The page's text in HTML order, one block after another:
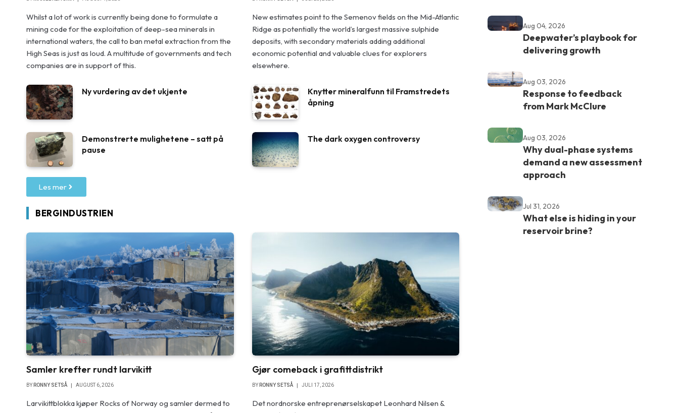
Whilst a lot of work is currently being done to formulate a
mining code for the exploitation of deep-sea minerals in
international waters, the call to ban metal extraction from the
High Seas is just as loud. A multitude of governments and tech
companies are in support of this.
New estimates point to the Semenov fields on the Mid-Atlantic
Ridge as potentially the world’s largest massive sulphide
deposits, with secondary materials adding additional
economic potential and valuable clues for explorers
elsewhere.
Ny vurdering av det ukjente
Knytter mineralfunn til Framstredets
åpning
Demonstrerte mulighetene – satt på
pause
The dark oxygen controversy
Les mer
BERGINDUSTRIEN
Samler krefter rundt larvikitt
BY RONNY SETSÅ AUGUST 6, 2026
Larvikittblokka kjøper Rocks of Norway og samler dermed to
Gjør comeback i grafittdistrikt
BY RONNY SETSÅ JULI 17, 2026
Det nordnorske entreprenørselskapet Leonhard Nilsen &
Aug 04, 2026
Deepwater’s playbook for
delivering growth
Aug 03, 2026
Response to feedback
from Mark McClure
Aug 03, 2026
Why dual-phase systems
demand a new assessment
approach
Jul 31, 2026
What else is hiding in your
reservoir brine?